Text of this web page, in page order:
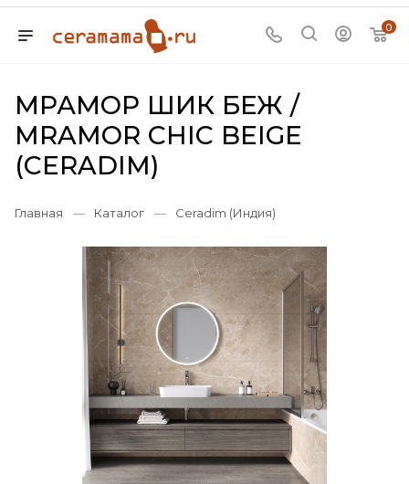
0
МРАМОР ШИК БЕЖ /
MRAMOR CHIC BEIGE
(CERADIM)
Главная — Каталог — Ceradim (Индия)